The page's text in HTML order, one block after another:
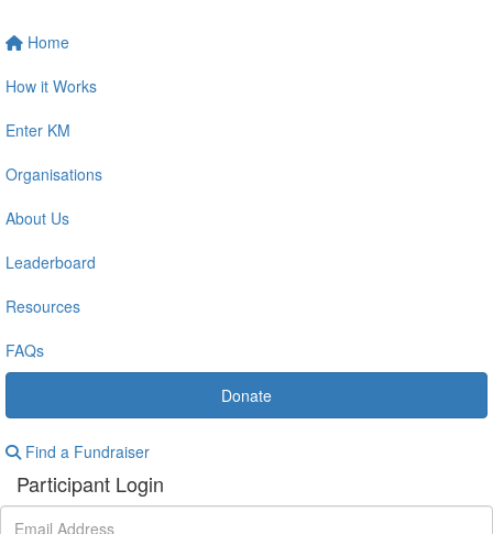
Home
How it Works
Enter KM
Organisations
About Us
Leaderboard
Resources
FAQs
Donate
Find a Fundraiser
Participant Login